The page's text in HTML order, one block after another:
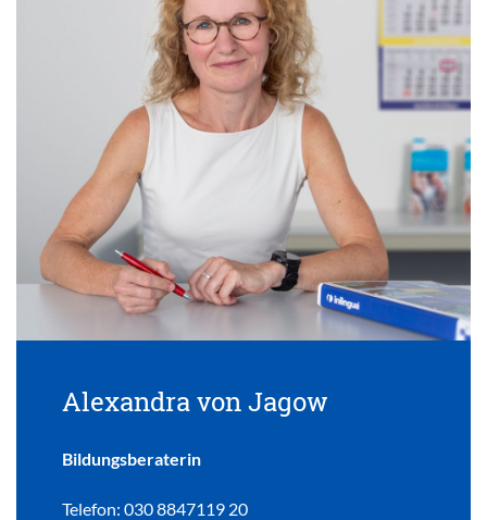
Alexandra von Jagow
Bildungsberaterin
Telefon: 030 8847119 20